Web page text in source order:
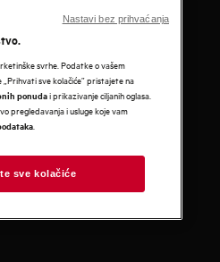
svrhe. Podatke o vašem
sve kolačiće” pristajete na
ponudai prikazivanje ciljanih oglasa.
pregledavanja i usluge koje vam
sve kolačiće
Nastavi bez prihvaćanja